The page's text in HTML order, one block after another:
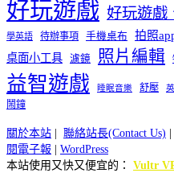
好玩遊戲 好玩遊戲
學英語 待辦事項 手機桌布 拍照
桌面小工具 濾鏡 照片編輯
益智遊戲 睡眠音樂 舒壓
鬧鐘
關於本站 | 聯絡站長(Contact Us)
閱電子報 | WordPress
本站使用又快又便宜的： Vultr